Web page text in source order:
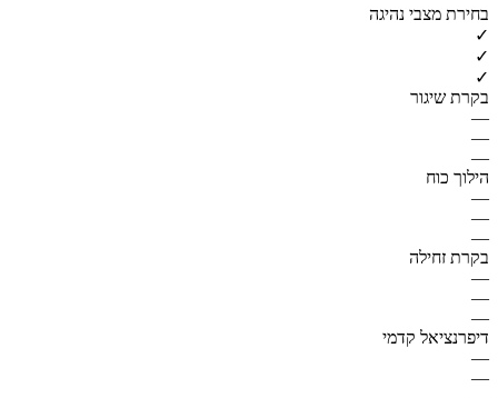
בחירת מצבי נהיגה
✓
✓
✓
בקרת שיגור
—
—
—
הילוך כוח
—
—
—
בקרת זחילה
—
—
—
דיפרנציאל קדמי
—
—